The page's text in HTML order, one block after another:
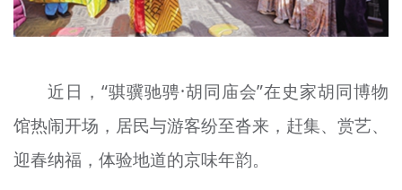
宣传思想文化人才
专题
资料库
+
近日，“骐骥驰骋·胡同庙会”在史家胡同博物
馆热闹开场，居民与游客纷至沓来，赶集、赏艺、
迎春纳福，体验地道的京味年韵。